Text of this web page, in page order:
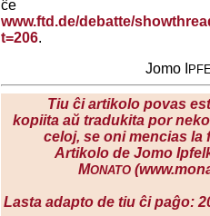
ĉe
www.ftd.de/debatte/
t=206.
Jomo I
Tiu ĉi artikolo povas
kopiita aŭ tradukita por
celoj, se oni mencias la
Artikolo de Jomo
MONATO
Lasta adapto de tiu ĉi paĝo: